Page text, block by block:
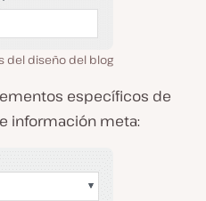
del diseño del blog
específicos de
información meta: